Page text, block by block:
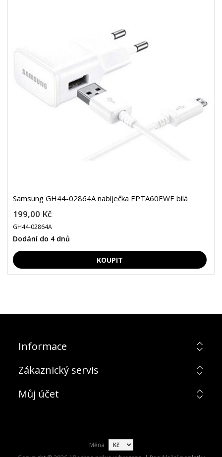
Samsung GH44-02864A nabíječka EPTA60EWE bílá
199,00 Kč
GH44-02864A
Dodání do 4 dnů
Informace
Zákaznický servis
Můj účet
Měna